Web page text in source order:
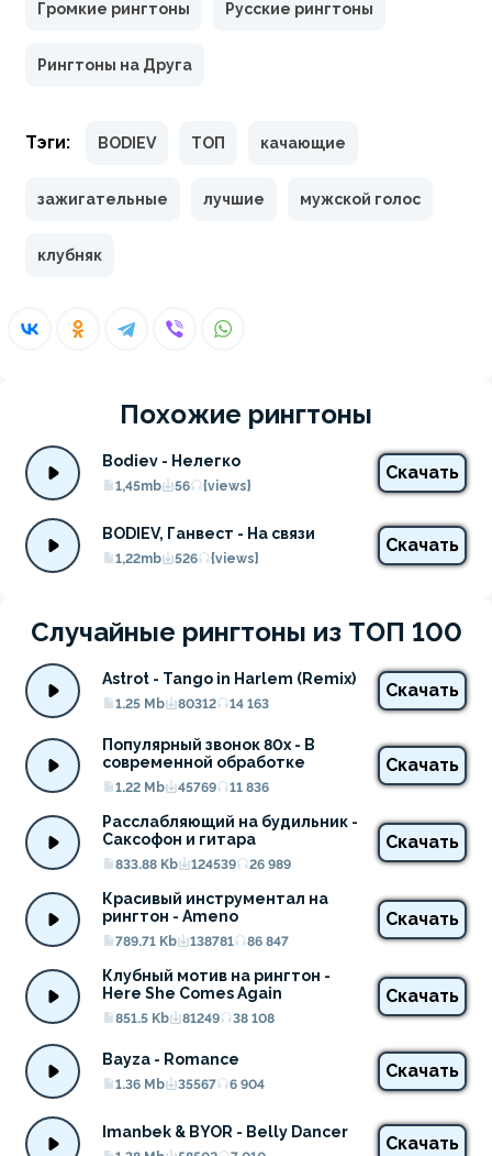
Громкие рингтоны Русские рингтоны
Рингтоны на Друга
Тэги: BODIEV ТОП качающие
зажигательные лучшие мужской голос
клубняк
Похожие рингтоны
Bodiev - Нелегко
1,45mb 56 {views}
Скачать
BODIEV, Ганвест - На связи
1,22mb 526 {views}
Скачать
Случайные рингтоны из ТОП 100
Astrot - Tango in Harlem (Remix)
1.25 Mb 80312 14 163
Скачать
Популярный звонок 80х - В
современной обработке
1.22 Mb 45769 11 836
Скачать
Расслабляющий на будильник -
Саксофон и гитара
833.88 Kb 124539 26 989
Скачать
Красивый инструментал на
рингтон - Ameno
789.71 Kb 138781 86 847
Скачать
Клубный мотив на рингтон -
Here She Comes Again
851.5 Kb 81249 38 108
Скачать
Bayza - Romance
1.36 Mb 35567 6 904
Скачать
Imanbek & BYOR - Belly Dancer
Скачать